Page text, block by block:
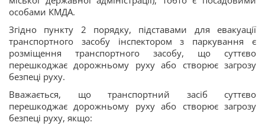
особами КМДА.
Згідно пункту 2 порядку, підставами для евакуації
транспортного засобу інспектором з паркування є
розміщення транспортного засобу, що суттєво
перешкоджає дорожньому руху або створює загрозу
безпеці руху.
Вважається, що транспортний засіб суттєво
перешкоджає дорожньому руху або створює загрозу
безпеці руху, якщо: